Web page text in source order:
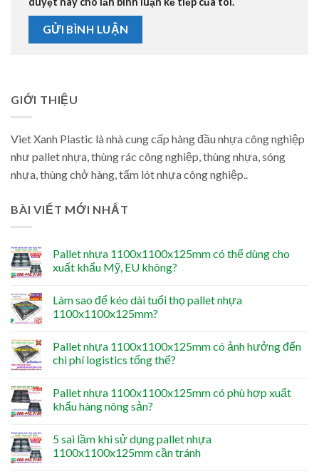
GIỚI THIỆU
Viet Xanh Plastic là nhà cung cấp hàng đầu nhựa công nghiệp
như pallet nhựa, thùng rác công nghiệp, thùng nhựa, sóng
nhựa, thùng chở hàng, tấm lót nhựa công nghiệp..
BÀI VIẾT MỚI NHẤT
Pallet nhựa 1100x1100x125mm có thể dùng cho
xuất khẩu Mỹ, EU không?
Làm sao để kéo dài tuổi thọ pallet nhựa
1100x1100x125mm?
Pallet nhựa 1100x1100x125mm có ảnh hưởng đến
chi phí logistics tổng thể?
Pallet nhựa 1100x1100x125mm có phù hợp xuất
khẩu hàng nông sản?
5 sai lầm khi sử dụng pallet nhựa
1100x1100x125mm cần tránh